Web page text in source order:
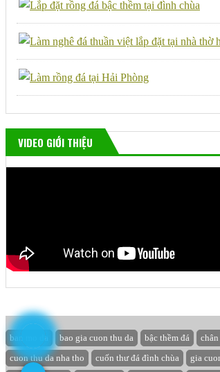
VIDEO GIỚI THIỆU
ban mo da bao gia cuon thu da bậc thềm đá
cuon thu da nha tho
cuốn thư đá đình chùa gia